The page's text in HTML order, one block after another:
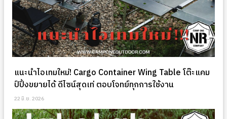
แนะนำไอเทมใหม่! Cargo Container Wing Table โต๊ะแคม
ป์ปิ้งขยายได้ ดีไซน์สุดเท่ ตอบโจทย์ทุกการใช้งาน
22 มิ.ย. 2026